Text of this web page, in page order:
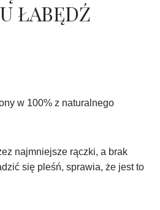
ŁABĘDŹ
w 100% z naturalnego
najmniejsze rączki, a brak
się pleśń, sprawia, że jest to